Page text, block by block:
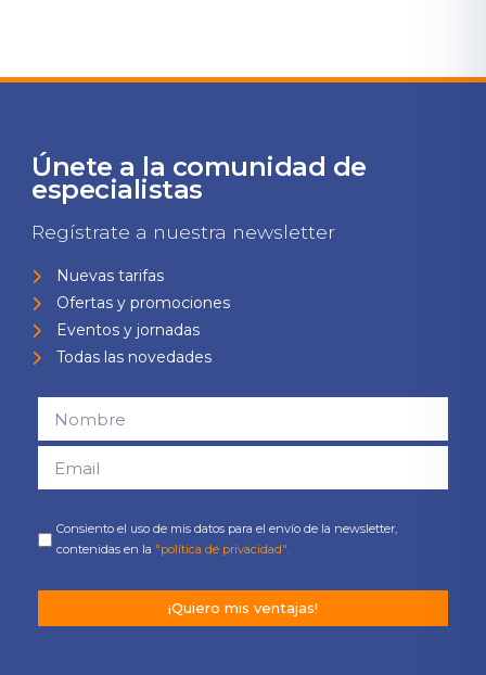
Únete a la comunidad de
especialistas
Regístrate a nuestra newsletter
Nuevas tarifas
Ofertas y promociones
Eventos y jornadas
Todas las novedades
Consiento el uso de mis datos para el envío de la newsletter,
contenidas en la "política de privacidad".
¡Quiero mis ventajas!